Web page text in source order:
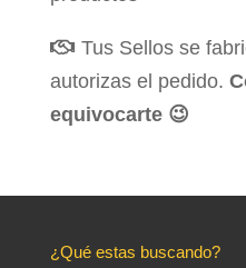
Tus Sellos se
autorizas el pedido.
equivocarte 😉
¿Qué estas buscando?